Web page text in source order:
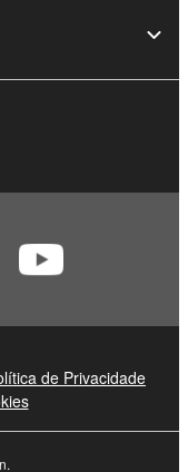
de Privacidade